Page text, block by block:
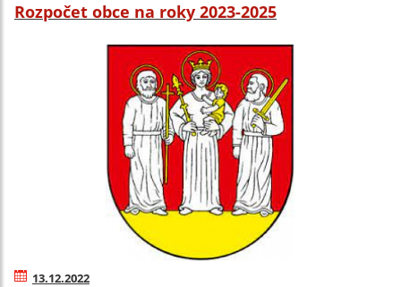
Rozpočet obce na roky 2023-2025
13.12.2022